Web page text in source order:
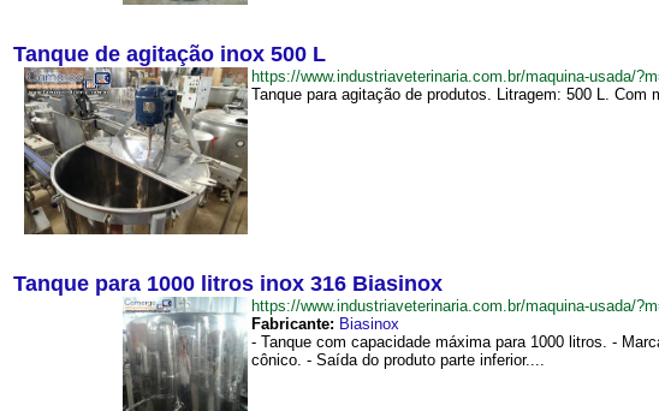
Tanque de agitação inox 500 L
https://www.industriaveterinaria.com.br/maquina-usada/
Tanque para agitação de produtos. Litragem: 500 L.
Tanque para 1000 litros inox 316 Biasinox
https://www.industriaveterinaria.com.br/maquina-usada/
Fabricante: Biasinox
- Tanque com capacidade máxima para 1000 litros. -
cônico. - Saída do produto parte inferior....